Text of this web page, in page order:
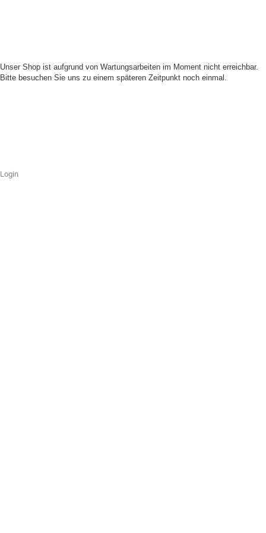
Unser Shop ist aufgrund von Wartungsarbeiten im Moment nicht erreichbar.
Bitte besuchen Sie uns zu einem späteren Zeitpunkt noch einmal.
Login